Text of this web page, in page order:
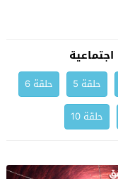
حلقة 5
حلقة 6
حلقة 10